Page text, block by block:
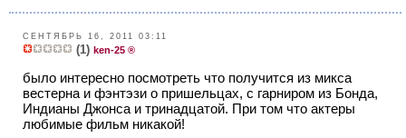
СЕНТЯБРЬ 16, 2011 03:11
(1) ken-25 ®
было интересно посмотреть что получится из микса
вестерна и фэнтэзи о пришельцах, с гарниром из Бонда,
Индианы Джонса и тринадцатой. При том что актеры
любимые фильм никакой!